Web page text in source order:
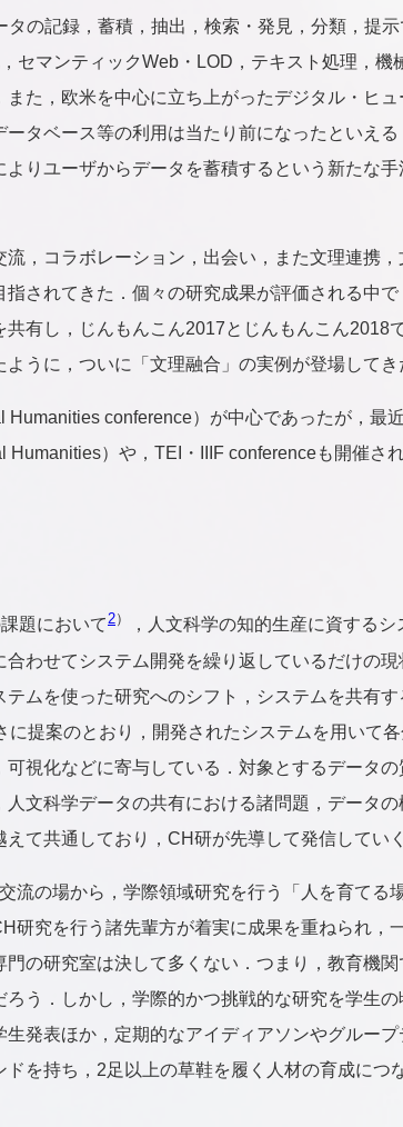
の記録，蓄積，抽出，検索・発見，分類，提
セマンティックWeb・LOD，テキスト処理，機
た，欧米を中心に立ち上がったデジタル・ヒ
タベース等の利用は当たり前になったといえ
りユーザからデータを蓄積するという新たな
，コラボレーション，出会い，また文理連携
されてきた．個々の研究成果が評価される中
有し，じんもんこん2017とじんもんこん2018
うに，ついに「文理融合」の実例が登場してき
conference）が中心であったが，最
）や，TEI・IIIF conferenceも開催さ
題において2）
，人文科学の知的生産に資する
わせてシステム開発を繰り返しているだけの現
ムを使った研究へのシフト，システムを共有
提案のとおり，開発されたシステムを用いて
視化などに寄与している．対象とするデータの
文科学データの共有における諸問題，データ
て共通しており，CH研が先導して発信してい
流の場から，学際領域研究を行う「人を育てる
研究を行う諸先輩方が着実に成果を重ねられ，
の研究室は決して多くない．つまり，教育機
う．しかし，学際的かつ挑戦的な研究を学生
発表ほか，定期的なアイディアソンやグルー
を持ち，2足以上の草鞋を履く人材の育成につ